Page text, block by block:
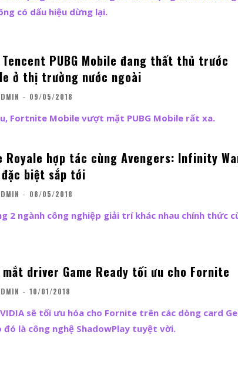
có dấu hiệu dừng lại.
PUBG Mobile đang thất thủ trước
ở thị trường nước ngoài
- 09/05/2018
Fortnite Mobile vượt mặt PUBG Mobile rất xa.
hợp tác cùng Avengers: Infinity
biệt sắp tới
- 08/05/2018
2 ngành công nghiệp giải trí khác nhau chính thức
mắt driver Game Ready tối ưu cho Fornite
- 10/01/2018
sẽ tối ưu hóa cho Fornite trên các dòng card
đó là công nghệ ShadowPlay tuyệt vời.